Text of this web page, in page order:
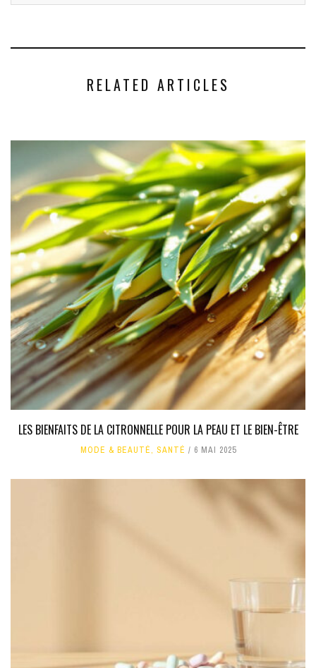
RELATED ARTICLES
LES BIENFAITS DE LA CITRONNELLE POUR LA PEAU ET LE BIEN-ÊTRE
MODE & BEAUTÉ, SANTÉ 6 MAI 2025